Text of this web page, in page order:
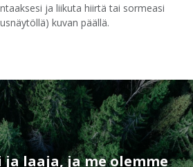
ja liikuta hiirtä tai sormeasi
kuvan päällä.
ja laaja, ja me olemme